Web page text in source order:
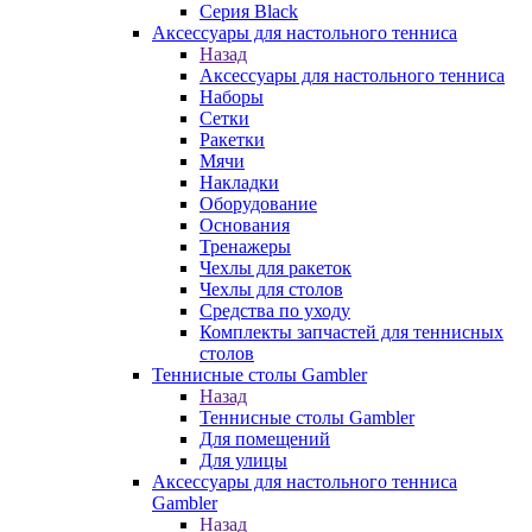
Серия Black
Аксессуары для настольного тенниса
Назад
Аксессуары для настольного тенниса
Наборы
Сетки
Ракетки
Мячи
Накладки
Оборудование
Основания
Тренажеры
Чехлы для ракеток
Чехлы для столов
Средства по уходу
Комплекты запчастей для теннисных
столов
Теннисные столы Gambler
Назад
Теннисные столы Gambler
Для помещений
Для улицы
Аксессуары для настольного тенниса
Gambler
Назад